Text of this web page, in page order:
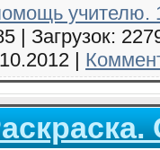
учителю.
| Загрузок:
|